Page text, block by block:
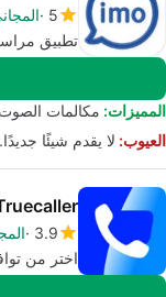
5
تطبيق
المميزات: مكالمات
العيوب: لا يقدم شيئًا جديدًا.
3.9
اختر من